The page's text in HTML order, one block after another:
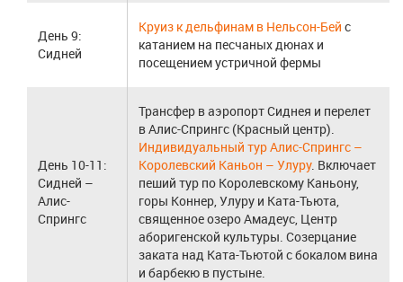
День 9:
Сидней
Круиз к дельфинам в Нельсон-Бей с
катанием на песчаных дюнах и
посещением устричной фермы
День 10-11:
Сидней –
Алис-
Спрингс
Трансфер в аэропорт Сиднея и перелет
в Алис-Спрингс (Красный центр).
Индивидуальный тур Алис-Спрингс –
Королевский Каньон – Улуру. Включает
пеший тур по Королевскому Каньону,
горы Коннер, Улуру и Ката-Тьюта,
священное озеро Амадеус, Центр
аборигенской культуры. Созерцание
заката над Ката-Тьютой с бокалом вина
и барбекю в пустыне.